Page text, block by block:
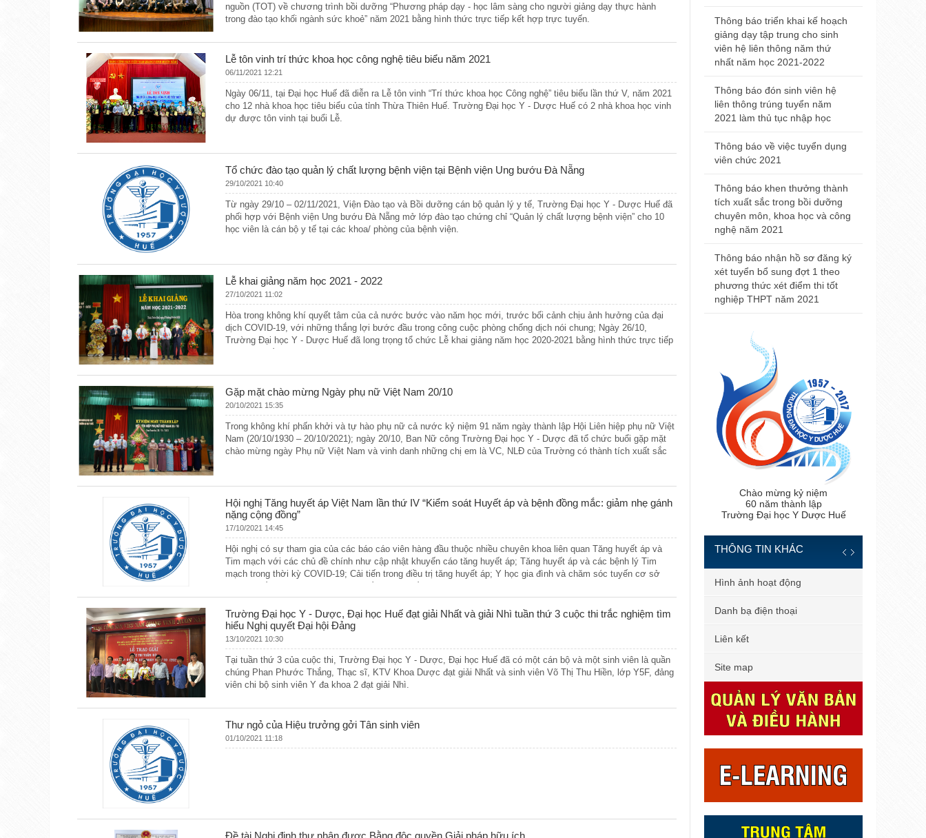
nguồn (TOT) về chương trình bồi dưỡng “Phương pháp dạy - học lâm sàng cho người giảng dạy thực hành
trong đào tạo khối ngành sức khoẻ” năm 2021 bằng hình thức trực tiếp kết hợp trực tuyến.
Lễ tôn vinh trí thức khoa học công nghệ tiêu biểu năm 2021
06/11/2021 12:21
Ngày 06/11, tại Đại học Huế đã diễn ra Lễ tôn vinh “Trí thức khoa học Công nghệ” tiêu biểu lần thứ V, năm 2021
cho 12 nhà khoa học tiêu biểu của tỉnh Thừa Thiên Huế. Trường Đại học Y - Dược Huế có 2 nhà khoa học vinh
dự được tôn vinh tại buổi Lễ.
Tổ chức đào tạo quản lý chất lượng bệnh viện tại Bệnh viện Ung bướu Đà Nẵng
29/10/2021 10:40
Từ ngày 29/10 – 02/11/2021, Viện Đào tạo và Bồi dưỡng cán bộ quản lý y tế, Trường Đại học Y - Dược Huế đã
phối hợp với Bệnh viện Ung bướu Đà Nẵng mở lớp đào tạo chứng chỉ “Quản lý chất lượng bệnh viện” cho 10
học viên là cán bộ y tế tại các khoa/ phòng của bệnh viện.
Lễ khai giảng năm học 2021 - 2022
27/10/2021 11:02
Hòa trong không khí quyết tâm của cả nước bước vào năm học mới, trước bối cảnh chịu ảnh hưởng của đại
dịch COVID-19, với những thắng lợi bước đầu trong công cuộc phòng chống dịch nói chung; Ngày 26/10,
Trường Đại học Y - Dược Huế đã long trọng tổ chức Lễ khai giảng năm học 2020-2021 bằng hình thức trực tiếp
Gặp mặt chào mừng Ngày phụ nữ Việt Nam 20/10
20/10/2021 15:35
Trong không khí phấn khởi và tự hào phụ nữ cả nước kỷ niệm 91 năm ngày thành lập Hội Liên hiệp phụ nữ Việt
Nam (20/10/1930 – 20/10/2021); ngày 20/10, Ban Nữ công Trường Đại học Y - Dược đã tổ chức buổi gặp mặt
chào mừng ngày Phụ nữ Việt Nam và vinh danh những chị em là VC, NLĐ của Trường có thành tích xuất sắc
Hội nghị Tăng huyết áp Việt Nam lần thứ IV “Kiểm soát Huyết áp và bệnh đồng mắc: giảm nhẹ gánh
nặng cộng đồng”
17/10/2021 14:45
Hội nghị có sự tham gia của các báo cáo viên hàng đầu thuộc nhiều chuyên khoa liên quan Tăng huyết áp và
Tim mạch với các chủ đề chính như cập nhật khuyến cáo tăng huyết áp; Tăng huyết áp và các bệnh lý Tim
mạch trong thời kỳ COVID-19; Cải tiến trong điều trị tăng huyết áp; Y học gia đình và chăm sóc tuyến cơ sở
nghiên cứu trẻ tuổi về Tăng huyết áp.
Trường Đại học Y - Dược, Đại học Huế đạt giải Nhất và giải Nhì tuần thứ 3 cuộc thi trắc nghiệm tìm
hiểu Nghị quyết Đại hội Đảng
13/10/2021 10:30
Tại tuần thứ 3 của cuộc thi, Trường Đại học Y - Dược, Đại học Huế đã có một cán bộ và một sinh viên là quần
chúng Phan Phước Thắng, Thạc sĩ, KTV Khoa Dược đạt giải Nhất và sinh viên Võ Thị Thu Hiền, lớp Y5F, đảng
viên chi bộ sinh viên Y đa khoa 2 đạt giải Nhì.
Thư ngỏ của Hiệu trưởng gởi Tân sinh viên
01/10/2021 11:18
Đề tài Nghị định thư nhận được Bằng độc quyền Giải pháp hữu ích
Thông báo triển khai kế hoạch
giảng dạy tập trung cho sinh
viên hệ liên thông năm thứ
nhất năm học 2021-2022
Thông báo đón sinh viên hệ
liên thông trúng tuyển năm
2021 làm thủ tục nhập học
Thông báo về việc tuyển dụng
viên chức 2021
Thông báo khen thưởng thành
tích xuất sắc trong bồi dưỡng
chuyên môn, khoa học và công
nghệ năm 2021
Thông báo nhận hồ sơ đăng ký
xét tuyển bổ sung đợt 1 theo
phương thức xét điểm thi tốt
nghiệp THPT năm 2021
Chào mừng kỷ niệm
60 năm thành lập
Trường Đại học Y Dược Huế
THÔNG TIN KHÁC
Chân dung tân tiến sĩ
Hệ thống văn bản
Đăng nhập mail công vụ
Hình ảnh hoạt động
Danh bạ điện thoại
Liên kết
Site map